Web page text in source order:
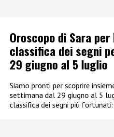
Oroscopo di Sara
classifica dei segni
29 giugno al 5 luglio
Siamo pronti per scoprire
settimana dal 29 giugno al 5
classifica dei segni più fortunati: